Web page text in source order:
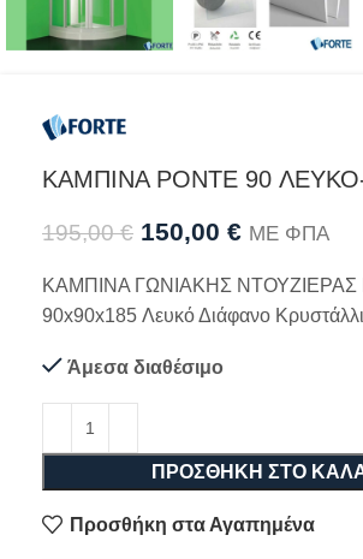
ΚΑΜΠΙΝΑ PONTE 90
195,00€ 150,00 € ΜΕ ΦΠΑ
ΚΑΜΠΙΝΑ ΓΩΝΙΑΚΗΣ ΝΤΟΥΖΙΕΡΑΣ
90x90x185 Λευκό Διάφανο
Άμεσα διαθέσιμο
ΠΡΟΣΘΉΚΗ ΣΤΟ
Προσθήκη στα Αγαπημένα